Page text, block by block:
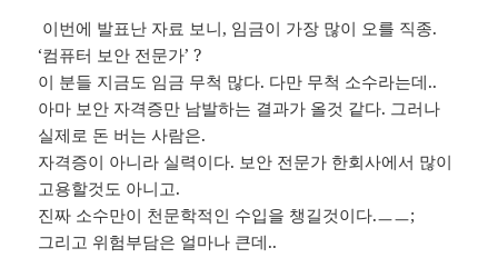
이번에 발표난 자료 보니, 임금이 가장 많이 오를 직종.
‘컴퓨터 보안 전문가’ ?
이 분들 지금도 임금 무척 많다. 다만 무척 소수라는데..
아마 보안 자격증만 남발하는 결과가 올것 같다. 그러나
실제로 돈 버는 사람은.
자격증이 아니라 실력이다. 보안 전문가 한회사에서 많이
고용할것도 아니고.
진짜 소수만이 천문학적인 수입을 챙길것이다.ㅡㅡ;
그리고 위험부담은 얼마나 큰데..